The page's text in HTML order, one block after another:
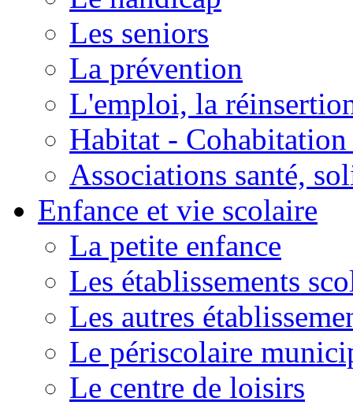
Les seniors
La prévention
L'emploi, la
Habitat -
Associations santé,
Enfance et vie scolaire
La petite enfance
Les établissements
Les autres
Le périscolaire
Le centre de loisirs